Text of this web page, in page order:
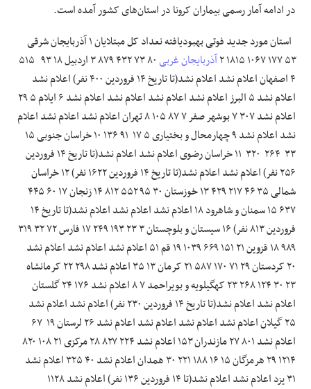
در ادامه آمار رسمی بیماران کرونا در استان‌های کشور آمده است.
استان مورد جدید فوتی بهبودیافته نعداد کل مبتلایان ۱ آذربایجان شرقی
۵۳ ۱۷۷ ۱۰۶۷ ۱۸۱۵ ۲
آذربایجان غربی
۸۰ ۷۳ ۴۳۲ ۸۷۹ ۳ اردبیل ۱۸ ۹۳ ۵۱۵
۴ اصفهان اعلام نشد اعلام نشد(تا تاریخ ۱۴ فروردین ۴۰۰ نفر) اعلام نشد
اعلام نشد ۵ البرز اعلام نشد اعلام نشد اعلام نشد اعلام نشد ۶ ایلام ۵ ۲۹
اعلام نشد ۳۰۷ ۷ بوشهر صفر ۷ ۸۷ ۱۰۵ ۸ تهران اعلام نشد اعلام نشد اعلام
۳۳ ۲۶۴ ۳۲۰ ۱۱ خراسان رضوی اعلام نشد اعلام نشد(تا تاریخ ۱۴ فروردین
۲۵۶ نفر) اعلام نشد اعلام نشد(تا تاریخ ۱۴ فروردین ۱۶۲۲ نفر) ۱۲ خراسان
شمالی ۳۵ ۴۶ ۲۱۷ ۴۲۹ ۱۳ خوزستان ۳۰ ۹۵ ۵۵۲ ۸۱۲ ۱۴ زنجان ۱۷ ۶۰ ۴۴۵
۶۳۷ ۱۵ سمنان و شاهرود ۱۸ اعلام نشد اعلام نشد اعلام نشد(تا تاریخ ۱۴
فروردین ۸۱۳ نفر) ۱۶ سیستان و بلوچستان ۳ ٢٣ ١٩٣ ٢۴٩ ۱۷ فارس ۷۲ ۳۲ ۳۱۹
۹۸۹ ۱۸ قزوین ۲۱ ۱۵۱ ۶۶۹ ۱۰۳۹ ۱۹ قم ۵۱ اعلام نشد اعلام نشد اعلام نشد
۲۰ کردستان ۲۹ ۷۱ ۱۷۰ ۵۸۷ ۲۱ کرمان ۱۳ ۳۵ اعلام نشد ۲۹۸ ۲۲ کرمانشاه
۲۳ ۳۰ ۱۲۴ ۲۶۸ ۲۳ کهگیلویه و بویراحمد ۷ ۸ اعلام نشد ۱۷۶ ۲۴ گلستان
اعلام نشد اعلام نشد(تا تاریخ ۱۴ فروردین ۲۳۰ نفر) اعلام نشد اعلام نشد
۲۵ گیلان اعلام نشد اعلام نشد اعلام نشد اعلام نشد ۲۶ لرستان ۱۹ ۶۷
اعلام نشد ۸۰۱ ۲۷ مازندران ۱۵۳ اعلام نشد ۲۲۴ ۸۲۷ ۲۸ مرکزی ۲۱ ۱۰۸ ۸۲۰
۱۲۱۴ ۲۹ هرمزگان ۱۵ ۱۶ ۱۸۸ ۲۲۱ ۳۰ همدان اعلام نشد ۴۰ ۳۲۵ اعلام نشد
۳۱ یزد اعلام نشد اعلام نشد(تا ۱۴ فروردین ۱۳۶ نفر) اعلام نشد ۱۱۲۸